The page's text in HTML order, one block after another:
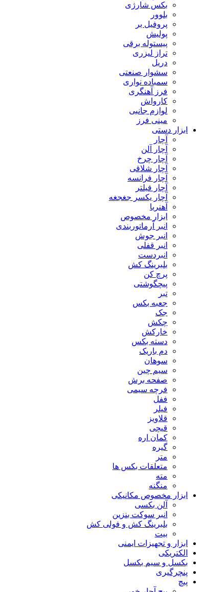
بکس شارژی
بلوور
پروفیل بر
پولیش
پیستوله برقی
تراز لیزری
دریل
سشوار صنعتی
سمباده نواری
فرز آهنگری
کارواش
لوازم جانبی
مینی فرز
ابزار دستی
آچار
آچار آلن
آچار چرخ
آچار شلاقی
آچار فرانسه
آچار فیلتر
آچار یکسر جغجغه
آهنربا
ابزار مخصوص
انبر آرماتوربندی
انبر جوش
انبر قفلی
انبردست
بلبرینگ کش
پرچ کن
پیچگوشتی
تبر
جعبه بکس
جک
چکش
خارکش
دسته بکس
دم باریک
سوهان
سیم چین
صفحه برش
فرچه سیمی
ففل
فیلر
قلاویز
قیچی
کمان اره
گیره
متر
متعلقات بکس ها
مته
منگنه
ابزار مخصوص مکانیکی
آلن بکسی
انبر سوکت بنزین
بلبرینگ کش و فولی کش
بیت
ابزار و تجهیزات ایمنی
الکتریکی
بکسل و سیم بکسل
پنچرگیری
پیچ